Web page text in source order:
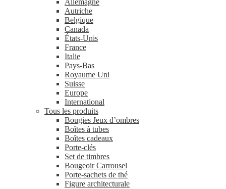
Allemagne
Autriche
Belgique
Canada
États-Unis
France
Italie
Pays-Bas
Royaume Uni
Suisse
Europe
International
Tous les produits
Bougies Jeux d’ombres
Boîtes à tubes
Boîtes cadeaux
Porte-clés
Set de timbres
Bougeoir Carrousel
Porte-sachets de thé
Figure architecturale